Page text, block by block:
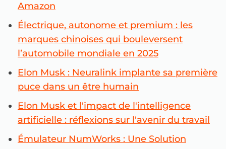
Amazon
Électrique, autonome et premium : les
marques chinoises qui bouleversent
l’automobile mondiale en 2025
Elon Musk : Neuralink implante sa première
puce dans un être humain
Elon Musk et l'impact de l'intelligence
artificielle : réflexions sur l'avenir du travail
Émulateur NumWorks : Une Solution